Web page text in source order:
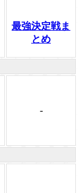
最強決定戦ま
とめ
-